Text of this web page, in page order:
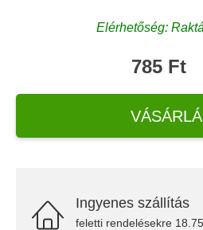
Elérhetőség:
785 Ft
Ingyenes szállítás
feletti rendelésekre